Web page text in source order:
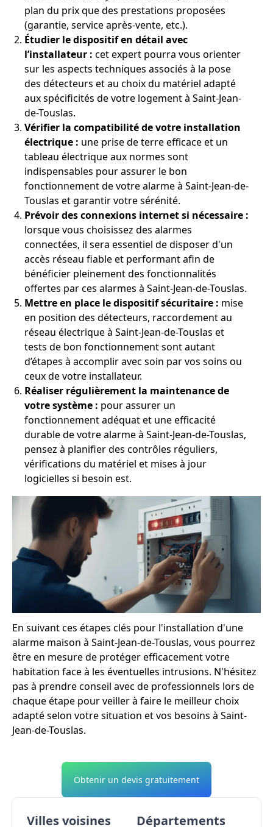
plan du prix que des prestations proposées
(garantie, service après-vente, etc.).
Étudier le dispositif en détail avec
l’installateur : cet expert pourra vous orienter
sur les aspects techniques associés à la pose
des détecteurs et au choix du matériel adapté
aux spécificités de votre logement à Saint-Jean-
de-Touslas.
Vérifier la compatibilité de votre installation
électrique : une prise de terre efficace et un
tableau électrique aux normes sont
indispensables pour assurer le bon
fonctionnement de votre alarme à Saint-Jean-de-
Touslas et garantir votre sérénité.
Prévoir des connexions internet si nécessaire :
lorsque vous choisissez des alarmes
connectées, il sera essentiel de disposer d'un
accès réseau fiable et performant afin de
bénéficier pleinement des fonctionnalités
offertes par ces alarmes à Saint-Jean-de-Touslas.
Mettre en place le dispositif sécuritaire : mise
en position des détecteurs, raccordement au
réseau électrique à Saint-Jean-de-Touslas et
tests de bon fonctionnement sont autant
d’étapes à accomplir avec soin par vos soins ou
ceux de votre installateur.
Réaliser régulièrement la maintenance de
votre système : pour assurer un
fonctionnement adéquat et une efficacité
durable de votre alarme à Saint-Jean-de-Touslas,
pensez à planifier des contrôles réguliers,
vérifications du matériel et mises à jour
logicielles si besoin est.
En suivant ces étapes clés pour l'installation d'une
alarme maison à Saint-Jean-de-Touslas, vous pourrez
être en mesure de protéger efficacement votre
habitation face à les éventuelles intrusions. N'hésitez
pas à prendre conseil avec de professionnels lors de
chaque étape pour veiller à faire le meilleur choix
adapté selon votre situation et vos besoins à Saint-
Jean-de-Touslas.
Obtenir un devis gratuitement
Villes voisines Départements